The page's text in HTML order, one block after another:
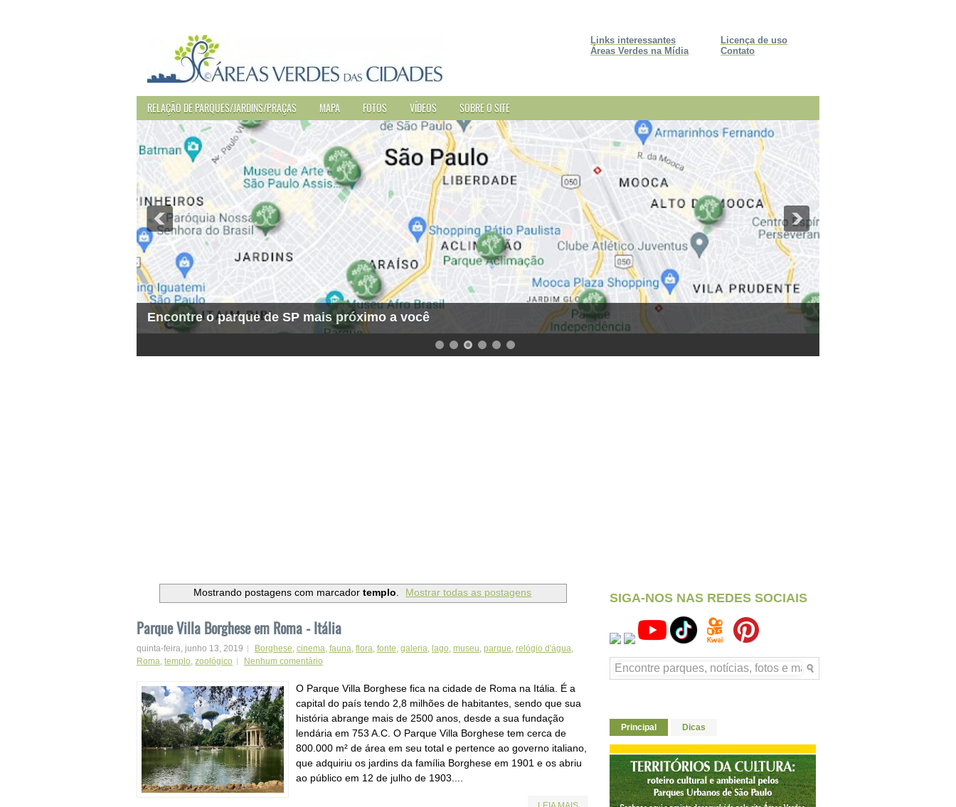
Licença de uso
Contato
Links interessantes
Áreas Verdes na Mídia
RELAÇÃO DE PARQUES/JARDINS/PRAÇAS MAPA FOTOS VÍDEOS SOBRE O SITE
Encontre o parque de SP mais próximo a você
Mostrando postagens com marcador templo. Mostrar todas as postagens
Parque Villa Borghese em Roma - Itália
quinta-feira, junho 13, 2019 Borghese cinema fauna flora fonte galeria lago museu parque relógio d'água
Roma templo zoológico Nenhum comentário
O Parque Villa Borghese fica na cidade de Roma na Itália. É a
capital do país tendo 2,8 milhões de habitantes, sendo que sua
história abrange mais de 2500 anos, desde a sua fundação
lendária em 753 A.C. O Parque Villa Borghese tem cerca de
800.000 m² de área em seu total e pertence ao governo italiano,
que adquiriu os jardins da família Borghese em 1901 e os abriu
ao público em 12 de julho de 1903....
SIGA-NOS NAS REDES SOCIAIS
Principal Dicas